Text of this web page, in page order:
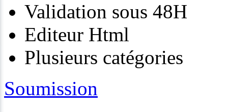
Validation sous 48H
Editeur Html
Plusieurs catégories
Soumission